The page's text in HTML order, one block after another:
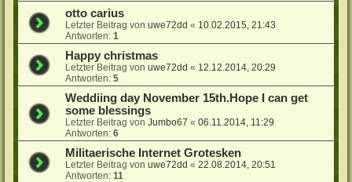
otto carius
Letzter Beitrag vonuwe72dd « 10.02.2015, 21:43
Antworten:1
Happy christmas
Letzter Beitrag vonuwe72dd « 12.12.2014, 20:29
Antworten:5
Weddiing day November 15th.Hope I can get
some blessings
Letzter Beitrag vonJumbo67 «06.11.2014, 11:29
Antworten:6
Militaerische Internet Grotesken
Letzter Beitrag vonuwe72dd «22.08.2014, 20:51
Antworten:11